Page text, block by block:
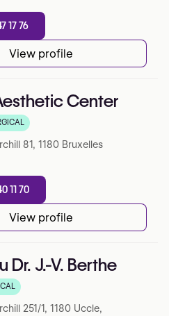
17 76
View profile
Center
sur Google
81, 1180 Bruxelles
11 70
View profile
Dr. J.-V. Berthe
Google
251/1, 1180 Uccle,